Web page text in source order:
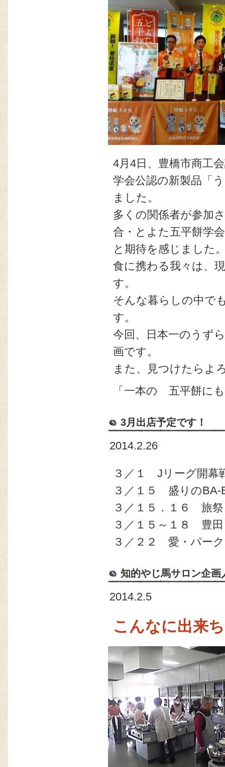
4月4日、豊橋市商工
学会公認の新製品「
ました。
多くの関係者が参加
合・とよた五平餅学
と期待を感じました
食に携わる我々は、
す。
そんな暮らしの中で
す。
今回、日本一のうず
画です。
また、見つけたらよ
「一本の 五平餅に
3月出店予定です！
2014.2.26
３／１ Jリーグ開幕
３／１５ 盛りのBA-
３／１５．１６ 旅祭
３／１５～１８ 豊
３／２２ 愛・パー
知的やじ馬サロン企
2014.2.5
こんなに出来